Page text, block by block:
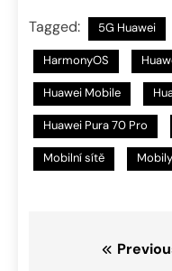
Tagged: 5G Huawei
HarmonyOS
Huawei Mobile
Huawei Pura 70 Pro
Mobilní sítě
Navigace